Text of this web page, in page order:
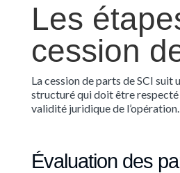
Les
cession
La cession de parts de SCI suit
structuré qui doit être
validité juridique de l’opération.
Évaluation des